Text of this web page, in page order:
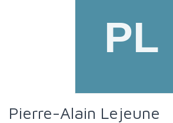
Pierre-Alain Lejeune